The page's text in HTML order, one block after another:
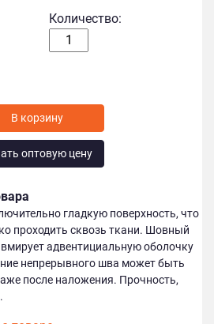
Количество:
оптовую цену
гладкую поверхность, что
проходить сквозь ткани. Шовный
адвентициальную оболочку
непрерывного шва может быть
после наложения. Прочность,